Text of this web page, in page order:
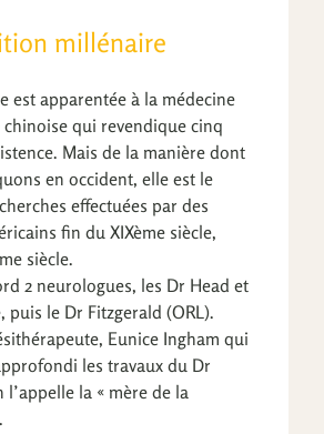
millénaire
est apparentée à la médecine
qui revendique cinq
Mais de la manière dont
en occident, elle est le
effectuées par des
fin du XIXème siècle,
siècle.
2 neurologues, les Dr Head et
puis le Dr Fitzgerald (ORL).
Eunice Ingham qui
les travaux du Dr
l’appelle la « mère de la